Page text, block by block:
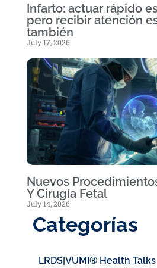
Infarto: actuar rápido
pero recibir atención
también
July 17, 2026
Nuevos
Y Cirugía Fetal
July 14, 2026
Categorías
LRDS|VUMI® Health Talks